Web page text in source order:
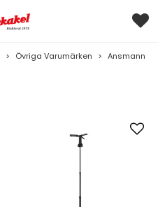
> Övriga Varumärken > Ansmann